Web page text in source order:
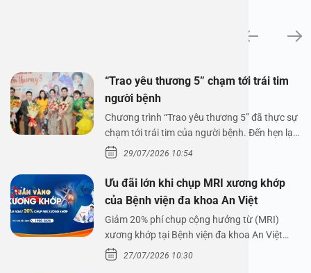
“Trao yêu thương 5” chạm tới trái tim
người bệnh
Chương trình “Trao yêu thương 5” đã thực sự
chạm tới trái tim của người bệnh. Đến hẹn lại
lên,…29/07/2026 10:54
Ưu đãi lớn khi chụp MRI xương khớp
của Bệnh viện đa khoa An Việt
Giảm 20% phí chụp cộng hưởng từ (MRI)
xương khớp tại Bệnh viện đa khoa An Việt
Bệnh viện đa…
27/07/2026 10:30